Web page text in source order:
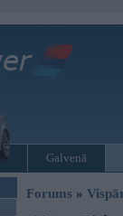
Galvenā
Forums »